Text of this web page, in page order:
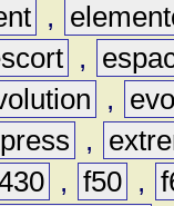
,
,
,
,
, f50 ,